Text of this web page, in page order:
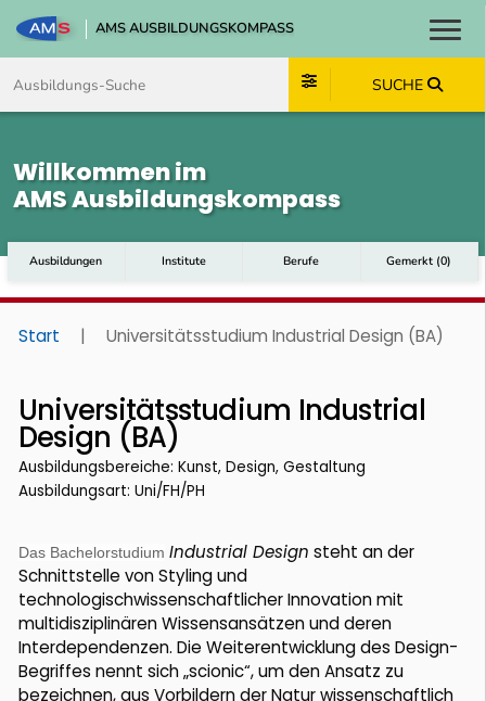
AMS AUSBILDUNGSKOMPASS
SUCHE
Willkommen im
AMS Ausbildungskompass
Ausbildungen Institute Berufe Gemerkt (0)
Start | Universitätsstudium Industrial Design (BA)
Universitätsstudium Industrial
Design (BA)
Ausbildungsbereiche: Kunst, Design, Gestaltung
Ausbildungsart: Uni/FH/PH
Das Bachelorstudium Industrial Design steht an der
Schnittstelle von Styling und
technologischwissenschaftlicher Innovation mit
multidisziplinären Wissensansätzen und deren
Interdependenzen. Die Weiterentwicklung des Design-
Begriffes nennt sich „scionic“, um den Ansatz zu
bezeichnen, aus Vorbildern der Natur wissenschaftlich